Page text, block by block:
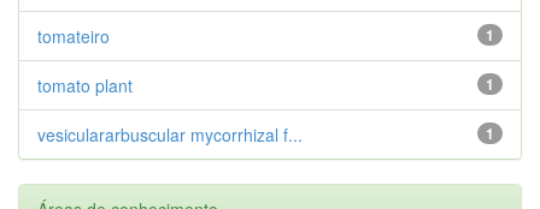
1
tomateiro
1
tomato plant
1
vesiculararbuscular mycorrhizal f...